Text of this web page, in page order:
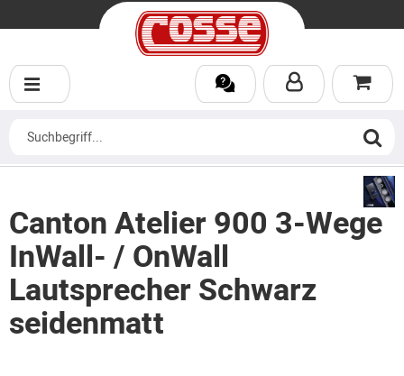
Canton Atelier 900 3-Wege
InWall- / OnWall
Lautsprecher Schwarz
seidenmatt